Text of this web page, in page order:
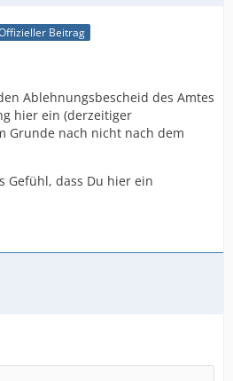
Beitrag
Ablehnungsbescheid des Amtes
hier ein (derzeitiger
Grunde nach nicht nach dem
Gefühl, dass Du hier ein